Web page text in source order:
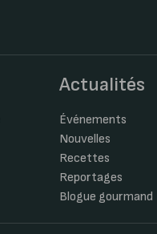
Actualités
Événements
Nouvelles
Recettes
Reportages
Blogue gourmand